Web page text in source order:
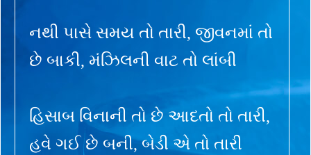
નથી પાસે સમય તો તારી, જીવનમાં તો
છે બાકી, મંઝિલની વાટ તો લાંબી
હિસાબ વિનાની તો છે આદતો તો તારી,
હવે ગઈ છે બની, બેડી એ તો તારી